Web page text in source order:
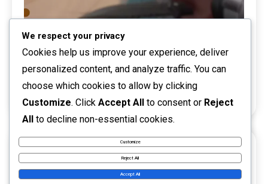
VALORANT-poeng gavekort: Kampanjetilbud,
Sesongbasert, Tilgjengelighet
VALORANT-poeng gavekort 12/03/2026
0
We respect your privacy
Cookies help us improve your experience, deliver
personalized content, and analyze traffic. You can
choose which cookies to allow by clicking
Customize. Click Accept All to consent or Reject
All to decline non-essential cookies.
Customize
Reject All
Accept All